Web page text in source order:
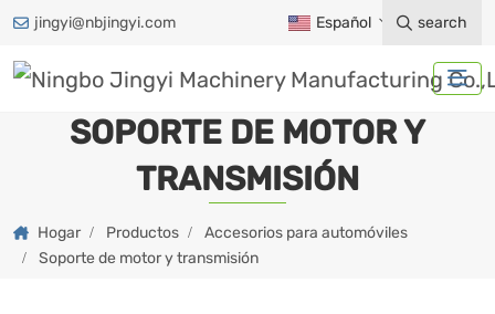
jingyi@nbjingyi.com Español search
SOPORTE DE MOTOR Y
TRANSMISIÓN
Hogar Productos
Accesorios para automóviles
Soporte de motor y transmisión